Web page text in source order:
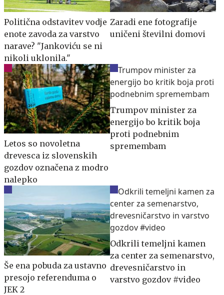
Politična odstavitev vodje
enote zavoda za varstvo
narave? "Jankoviću se ni
nikoli uklonila."
Zaradi ene fotografije
uničeni številni domovi
Letos so novoletna
drevesca iz slovenskih
gozdov označena z modro
nalepko
Trumpov minister za
energijo bo kritik boja
proti podnebnim
spremembam
Še ena pobuda za ustavno
presojo referenduma o
JEK 2
Odkrili temeljni kamen
za center za semenarstvo,
drevesničarstvo in
varstvo gozdov #video